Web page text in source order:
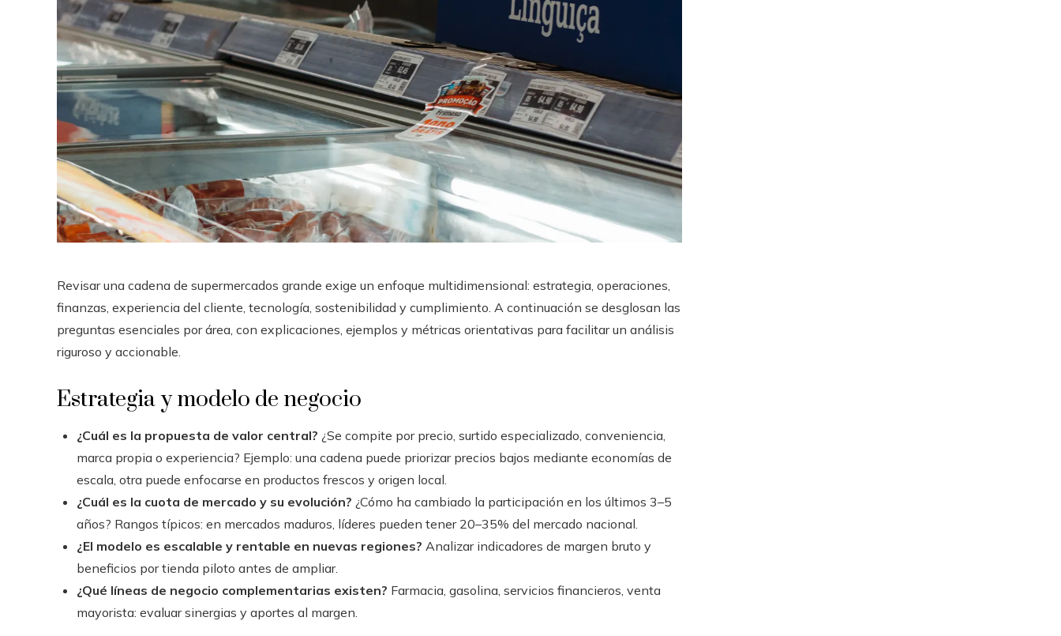
Revisar una cadena de supermercados grande exige un enfoque multidimensional: estrategia, operaciones,
finanzas, experiencia del cliente, tecnología, sostenibilidad y cumplimiento. A continuación se desglosan las
preguntas esenciales por área, con explicaciones, ejemplos y métricas orientativas para facilitar un análisis
riguroso y accionable.
Estrategia y modelo de negocio
¿Cuál es la propuesta de valor central? ¿Se compite por precio, surtido especializado, conveniencia,
marca propia o experiencia? Ejemplo: una cadena puede priorizar precios bajos mediante economías de
escala, otra puede enfocarse en productos frescos y origen local.
¿Cuál es la cuota de mercado y su evolución? ¿Cómo ha cambiado la participación en los últimos 3–5
años? Rangos típicos: en mercados maduros, líderes pueden tener 20–35% del mercado nacional.
¿El modelo es escalable y rentable en nuevas regiones? Analizar indicadores de margen bruto y
beneficios por tienda piloto antes de ampliar.
¿Qué líneas de negocio complementarias existen? Farmacia, gasolina, servicios financieros, venta
mayorista: evaluar sinergias y aportes al margen.